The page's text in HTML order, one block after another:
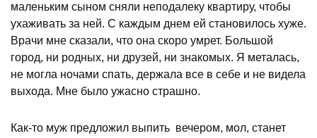
маленьким сыном сняли неподалеку квартиру, чтобы
ухаживать за ней. С каждым днем ей становилось хуже.
Врачи мне сказали, что она скоро умрет. Большой
город, ни родных, ни друзей, ни знакомых. Я металась,
не могла ночами спать, держала все в себе и не видела
выхода. Мне было ужасно страшно.
Как-то муж предложил выпить вечером, мол, станет